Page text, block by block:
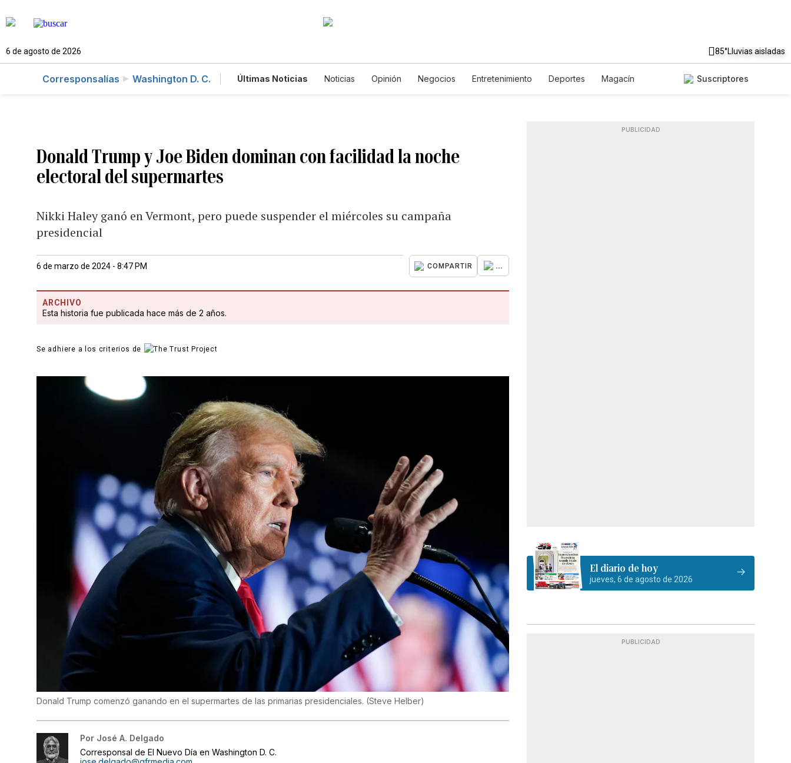
6 de agosto de 2026 85°Lluvias aisladas
Corresponsalías Washington D. C. Últimas Noticias Noticias Opinión Negocios Entretenimiento Deportes
Magacín
Suscriptores
Donald Trump y Joe Biden dominan con facilidad la noche
electoral del supermartes
Nikki Haley ganó en Vermont, pero puede suspender el miércoles su campaña
presidencial
6 de marzo de 2024 - 8:47 PM COMPARTIR ...
ARCHIVO
Esta historia fue publicada hace más de 2 años.
Se adhiere a los criterios de
Donald Trump comenzó ganando en el supermartes de las primarias presidenciales. (Steve Helber)
Por José A. Delgado
Corresponsal de El Nuevo Día en Washington D. C.
PUBLICIDAD
El diario de hoy
jueves, 6 de agosto de 2026
PUBLICIDAD